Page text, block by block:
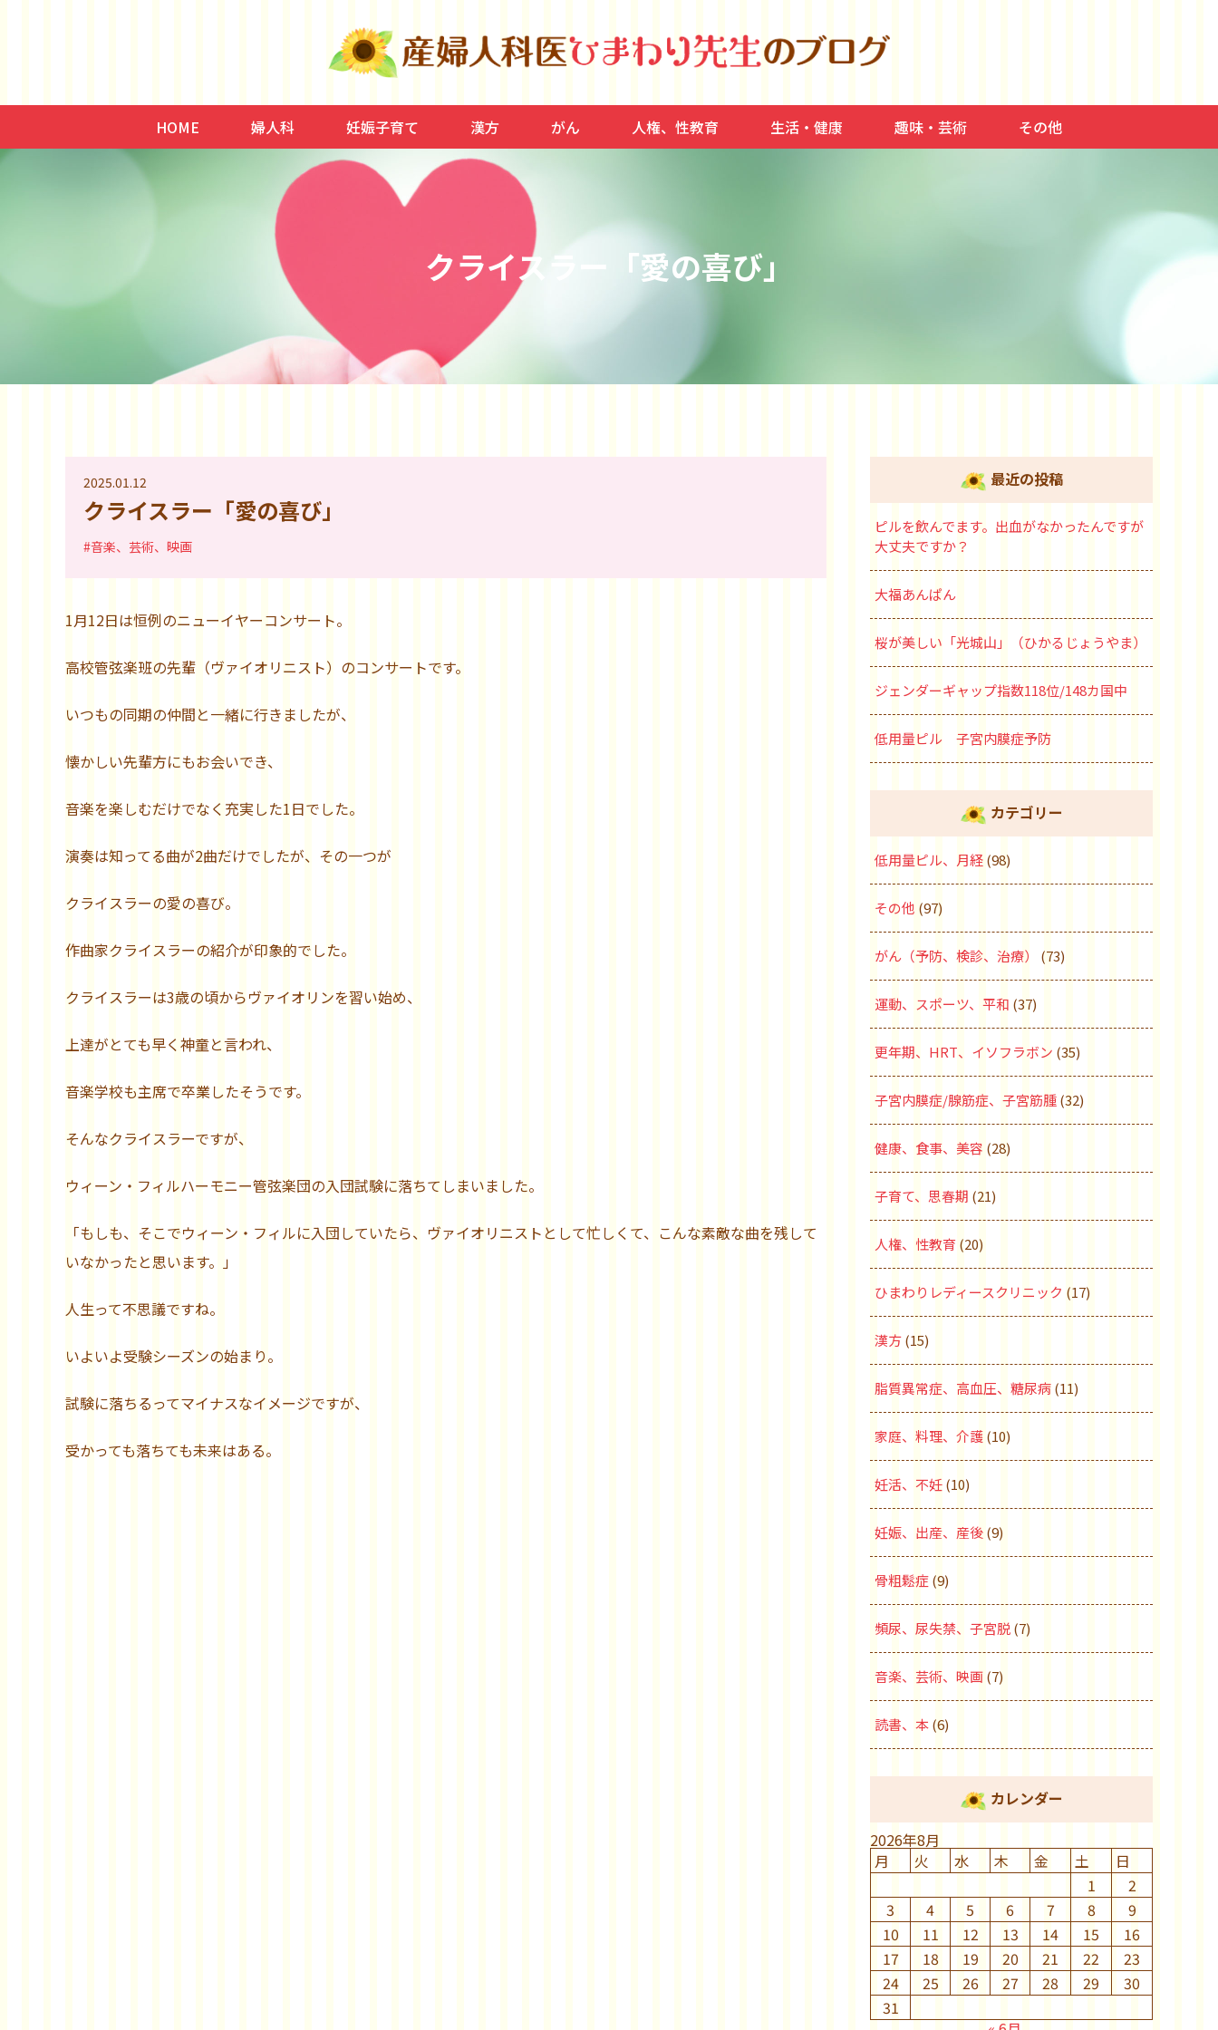
HOME 婦人科
子宮内膜症/腺筋症、子宮筋腫
低用量ピル、月経
ミレーナ
更年期、HRT、イソフラボン
骨粗鬆症
頻尿、尿失禁、子宮脱
妊娠子育て
妊娠、出産、産後
子育て、思春期
漢方 がん 人権、性教育 生活・健康 趣味・芸術 その他
クライスラー「愛の喜び」
2025.01.12
クライスラー「愛の喜び」
#音楽、芸術、映画
1月12日は恒例のニューイヤーコンサート。
高校管弦楽班の先輩（ヴァイオリニスト）のコンサートです。
いつもの同期の仲間と一緒に行きましたが、
懐かしい先輩方にもお会いでき、
音楽を楽しむだけでなく充実した1日でした。
演奏は知ってる曲が2曲だけでしたが、その一つが
クライスラーの愛の喜び。
作曲家クライスラーの紹介が印象的でした。
クライスラーは3歳の頃からヴァイオリンを習い始め、
上達がとても早く神童と言われ、
音楽学校も主席で卒業したそうです。
そんなクライスラーですが、
ウィーン・フィルハーモニー管弦楽団の入団試験に落ちてしまいました。
「もしも、そこでウィーン・フィルに入団していたら、ヴァイオリニストとして忙しくて、こんな素敵な曲を残して
いなかったと思います。」
人生って不思議ですね。
いよいよ受験シーズンの始まり。
試験に落ちるってマイナスなイメージですが、
受かっても落ちても未来はある。
最近の投稿
ピルを飲んでます。出血がなかったんですが
大丈夫ですか？
大福あんぱん
桜が美しい「光城山」（ひかるじょうやま）
ジェンダーギャップ指数118位/148カ国中
低用量ピル 子宮内膜症予防
カテゴリー
低用量ピル、月経(98)
その他 (97)
がん（予防、検診、治療） (73)
運動、スポーツ、平和 (37)
更年期、HRT、イソフラボン (35)
子宮内膜症/腺筋症、子宮筋腫(32)
健康、食事、美容 (28)
子育て、思春期 (21)
人権、性教育 (20)
ひまわりレディースクリニック (17)
漢方(15)
脂質異常症、高血圧、糖尿病(11)
家庭、料理、介護(10)
妊活、不妊(10)
妊娠、出産、産後(9)
骨粗鬆症(9)
頻尿、尿失禁、子宮脱(7)
音楽、芸術、映画(7)
読書、本(6)
カレンダー
2026年8月
月
火 水 木 金 土
日
1
2
3
4 5 6 7 8
9
10
11 12 13 14 15
16
17
18 19 20 21 22
23
24
25 26 27 28 29
30
31